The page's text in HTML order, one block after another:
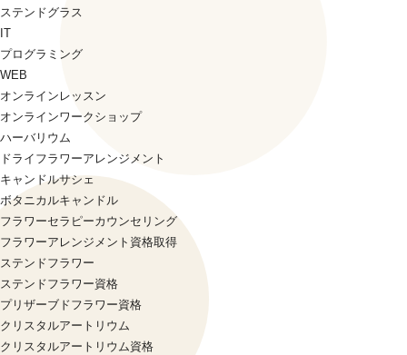
ステンドグラス
IT
プログラミング
WEB
オンラインレッスン
オンラインワークショップ
ハーバリウム
ドライフラワーアレンジメント
キャンドルサシェ
ボタニカルキャンドル
フラワーセラピーカウンセリング
フラワーアレンジメント資格取得
ステンドフラワー
ステンドフラワー資格
プリザーブドフラワー資格
クリスタルアートリウム
クリスタルアートリウム資格